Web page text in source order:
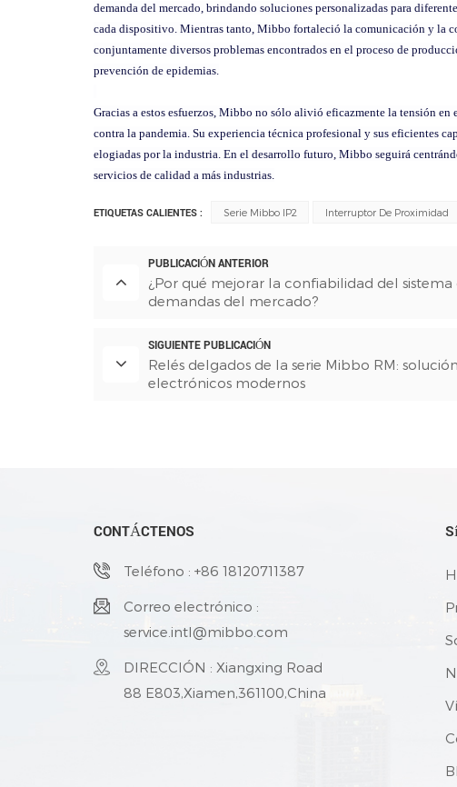
demanda del mercado, brindando soluciones personalizadas para
cada dispositivo. Mientras tanto, Mibbo fortaleció la comunicación y la
conjuntamente diversos problemas encontrados en el proceso de
prevención de epidemias.
Gracias a estos esfuerzos, Mibbo no sólo alivió eficazmente la tensión
contra la pandemia. Su experiencia técnica profesional y sus eficientes
elogiadas por la industria. En el desarrollo futuro, Mibbo seguirá
servicios de calidad a más industrias.
ETIQUETAS CALIENTES : Serie Mibbo IP2 Interruptor De Proximidad
PUBLICACIÓN ANTERIOR
¿Por qué mejorar la confiabilidad del
demandas del mercado?
SIGUIENTE PUBLICACIÓN
Relés delgados de la serie Mibbo RM:
electrónicos modernos
CONTÁCTENOS
Teléfono : +86 18120711387
Correo electrónico :
service.intl@mibbo.com
DIRECCIÓN : Xiangxing Road
88 E803,Xiamen,361100,China